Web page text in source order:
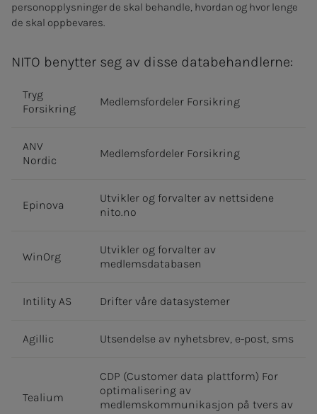
personopplysninger de skal behandle, hvordan og hvor lenge
de skal oppbevares.
NITO benytter seg av disse databehandlerne:
Tryg
Forsikring
Medlemsfordeler Forsikring
ANV
Nordic
Medlemsfordeler Forsikring
Epinova
Utvikler og forvalter av nettsidene
nito.no
WinOrg
Utvikler og forvalter av
medlemsdatabasen
Intility AS Drifter våre datasystemer
Agillic Utsendelse av nyhetsbrev, e-post, sms
Tealium
CDP (Customer data plattform) For
optimalisering av
medlemskommunikasjon på tvers av